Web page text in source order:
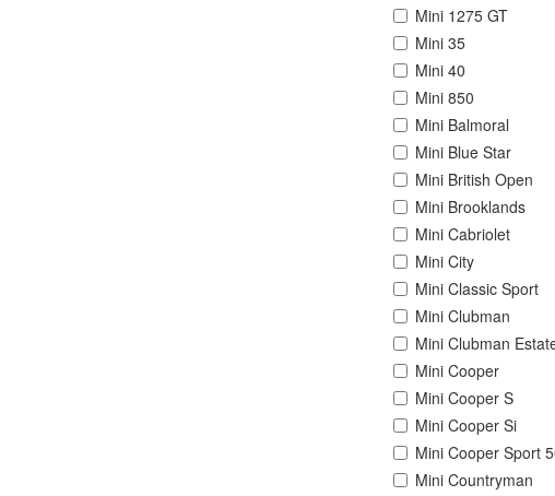
Mini 1275 GT
Mini 35
Mini 40
Mini 850
Mini Balmoral
Mini Blue Star
Mini British Open
Mini Brooklands
Mini Cabriolet
Mini City
Mini Classic Sport
Mini Clubman
Mini Clubman
Mini Cooper
Mini Cooper S
Mini Cooper Si
Mini Cooper Sport
Mini Countryman